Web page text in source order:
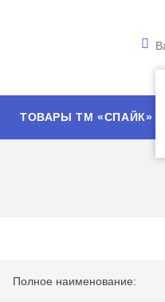
ТОВАРЫ ТМ «СПАЙК»
Полное наименование: